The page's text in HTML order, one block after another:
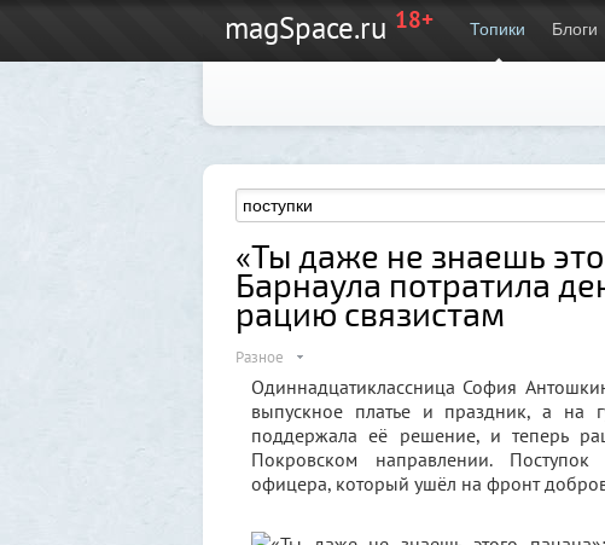
magSpace.ru 18+ Топики Блоги
«Ты даже не знаешь
Барнаула потратила
рацию связистам
Разное
Одиннадцатиклассница София
выпускное платье и праздник, а на
поддержала её решение, и теперь
Покровском направлении.
офицера, который ушёл на фронт